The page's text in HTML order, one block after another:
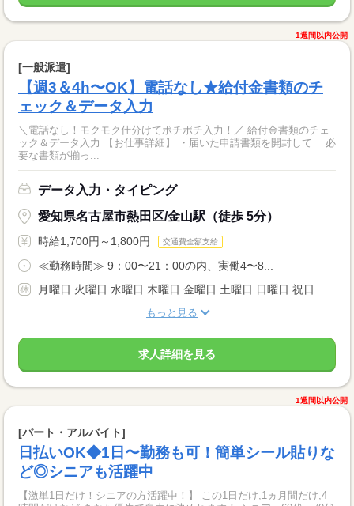
1週間以内公開
[一般派遣]
【週3＆4h〜OK】電話なし★給付金書類のチ
ェック＆データ入力
＼電話なし！モクモク仕分けてポチポチ入力！／ 給付金書類のチェ
ック＆データ入力 【お仕事詳細】 ・届いた申請書類を開封して 必
要な書類が揃っ...
データ入力・タイピング
愛知県名古屋市熱田区/金山駅（徒歩 5分）
時給1,700円～1,800円 交通費全額支給
≪勤務時間≫ 9：00〜21：00の内、実働4〜8...
月曜日 火曜日 水曜日 木曜日 金曜日 土曜日 日曜日 祝日
もっと見る
求人詳細を見る
1週間以内公開
[パート・アルバイト]
日払いOK◆1日〜勤務も可！簡単シール貼りな
ど◎シニアも活躍中
【激単1日だけ！シニアの方活躍中！】 この1日だけ,1ヵ月間だけ,4